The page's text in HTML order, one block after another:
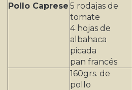
Pollo Caprese 5 rodajas de
tomate
4 hojas de
albahaca
picada
pan francés
160grs. de
pollo